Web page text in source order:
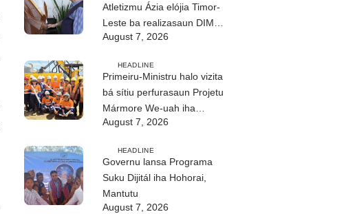
Atletizmu Ázia elójia Timor-
Leste ba realizasaun DIM
2026
August 7, 2026
HEADLINE
Primeiru-Ministru halo vizita
bá sítiu perfurasaun Projetu
Mármore We-uah iha
Ilimanu
August 7, 2026
HEADLINE
Governu lansa Programa
Suku Dijitál iha Hohorai,
Mantutu
August 7, 2026